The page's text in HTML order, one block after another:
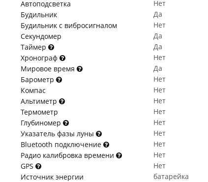
Автоподсветка
Нет
Будильник
Да
Будильник с вибросигналом
Нет
Секундомер
Да
Таймер
Да
Хронограф
Нет
Мировое время
Да
Барометр
Нет
Компас
Нет
Альтиметр
Нет
Термометр
Нет
Глубиномер
Нет
Указатель фазы луны
Нет
Bluetooth подключение
Нет
Радио калибровка времени
Нет
GPS
Нет
Источник энергии
батарейка